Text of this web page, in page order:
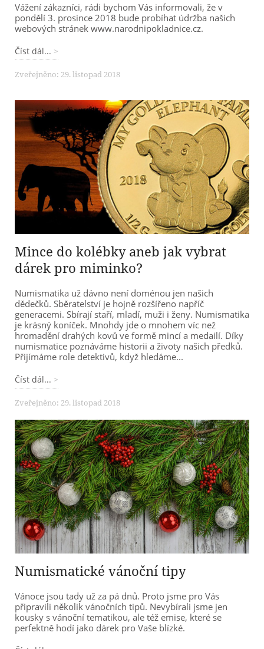
Vážení zákazníci, rádi bychom Vás informovali, že v
pondělí 3. prosince 2018 bude probíhat údržba našich
webových stránek www.narodnipokladnice.cz.
Číst dál...
Zveřejněno: 29. listopad 2018
Mince do kolébky aneb jak vybrat
dárek pro miminko?
Numismatika už dávno není doménou jen našich
dědečků. Sběratelství je hojně rozšířeno napříč
generacemi. Sbírají staří, mladí, muži i ženy. Numismatika
je krásný koníček. Mnohdy jde o mnohem víc než
hromadění drahých kovů ve formě mincí a medailí. Díky
numismatice poznáváme historii a životy našich předků.
Přijímáme role detektivů, když hledáme...
Číst dál...
Zveřejněno: 29. listopad 2018
Numismatické vánoční tipy
Vánoce jsou tady už za pá dnů. Proto jsme pro Vás
připravili několik vánočních tipů. Nevybírali jsme jen
kousky s vánoční tematikou, ale též emise, které se
perfektně hodí jako dárek pro Vaše blízké.